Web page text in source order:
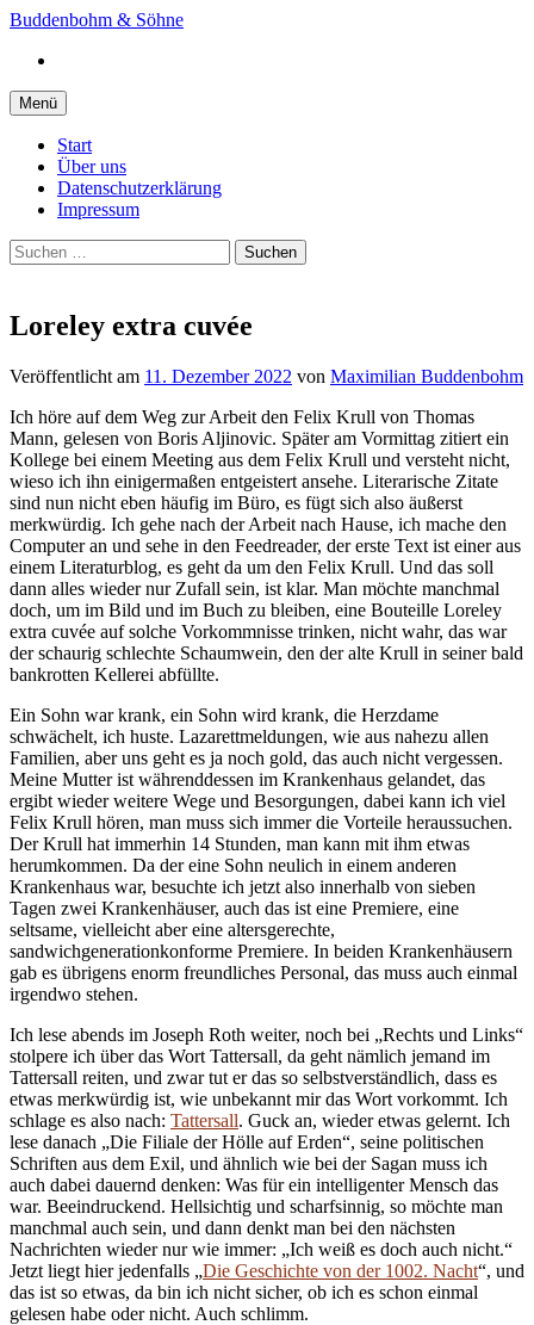
Springe
Inhalt
Buddenbohm & Söhne
Menü
Start
Über uns
Datenschutzerklärung
Impressum
Suchen
nach:
Loreley extra cuvée
Veröffentlicht am 11. Dezember 2022 von Maximilian Buddenbohm
Ich höre auf dem Weg zur Arbeit den Felix Krull von Thomas
Mann, gelesen von Boris Aljinovic. Später am Vormittag zitiert ein
Kollege bei einem Meeting aus dem Felix Krull und versteht nicht,
wieso ich ihn einigermaßen entgeistert ansehe. Literarische Zitate
sind nun nicht eben häufig im Büro, es fügt sich also äußerst
merkwürdig. Ich gehe nach der Arbeit nach Hause, ich mache den
Computer an und sehe in den Feedreader, der erste Text ist einer aus
einem Literaturblog, es geht da um den Felix Krull. Und das soll
dann alles wieder nur Zufall sein, ist klar. Man möchte manchmal
doch, um im Bild und im Buch zu bleiben, eine Bouteille Loreley
extra cuvée auf solche Vorkommnisse trinken, nicht wahr, das war
der schaurig schlechte Schaumwein, den der alte Krull in seiner bald
bankrotten Kellerei abfüllte.
Ein Sohn war krank, ein Sohn wird krank, die Herzdame
schwächelt, ich huste. Lazarettmeldungen, wie aus nahezu allen
Familien, aber uns geht es ja noch gold, das auch nicht vergessen.
Meine Mutter ist währenddessen im Krankenhaus gelandet, das
ergibt wieder weitere Wege und Besorgungen, dabei kann ich viel
Felix Krull hören, man muss sich immer die Vorteile heraussuchen.
Der Krull hat immerhin 14 Stunden, man kann mit ihm etwas
herumkommen. Da der eine Sohn neulich in einem anderen
Krankenhaus war, besuchte ich jetzt also innerhalb von sieben
Tagen zwei Krankenhäuser, auch das ist eine Premiere, eine
seltsame, vielleicht aber eine altersgerechte,
sandwichgenerationkonforme Premiere. In beiden Krankenhäusern
gab es übrigens enorm freundliches Personal, das muss auch einmal
irgendwo stehen.
Ich lese abends im Joseph Roth weiter, noch bei „Rechts und Links“
stolpere ich über das Wort Tattersall, da geht nämlich jemand im
Tattersall reiten, und zwar tut er das so selbstverständlich, dass es
etwas merkwürdig ist, wie unbekannt mir das Wort vorkommt. Ich
schlage es also nach: Tattersall. Guck an, wieder etwas gelernt. Ich
lese danach „Die Filiale der Hölle auf Erden“, seine politischen
Schriften aus dem Exil, und ähnlich wie bei der Sagan muss ich
auch dabei dauernd denken: Was für ein intelligenter Mensch das
war. Beeindruckend. Hellsichtig und scharfsinnig, so möchte man
manchmal auch sein, und dann denkt man bei den nächsten
Nachrichten wieder nur wie immer: „Ich weiß es doch auch nicht.“
Jetzt liegt hier jedenfalls „Die Geschichte von der 1002. Nacht“, und
das ist so etwas, da bin ich nicht sicher, ob ich es schon einmal
gelesen habe oder nicht. Auch schlimm.